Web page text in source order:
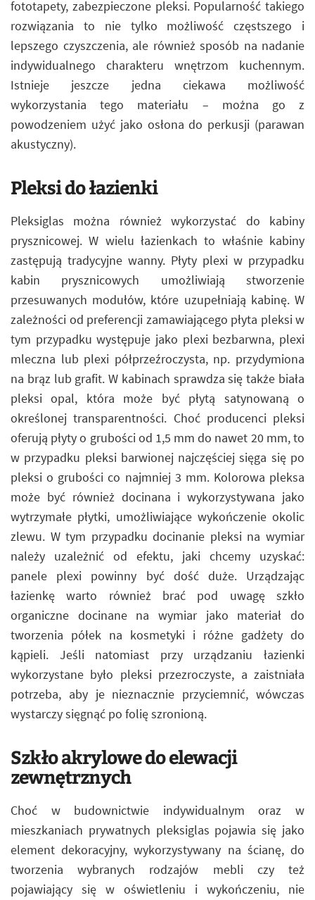
fototapety, zabezpieczone pleksi. Popularność takiego
rozwiązania to nie tylko możliwość częstszego i
lepszego czyszczenia, ale również sposób na nadanie
indywidualnego charakteru wnętrzom kuchennym.
Istnieje jeszcze jedna ciekawa możliwość
wykorzystania tego materiału – można go z
powodzeniem użyć jako osłona do perkusji (parawan
akustyczny).
Pleksi do łazienki
Pleksiglas można również wykorzystać do kabiny
prysznicowej. W wielu łazienkach to właśnie kabiny
zastępują tradycyjne wanny. Płyty plexi w przypadku
kabin prysznicowych umożliwiają stworzenie
przesuwanych modułów, które uzupełniają kabinę. W
zależności od preferencji zamawiającego płyta pleksi w
tym przypadku występuje jako plexi bezbarwna, plexi
mleczna lub plexi półprzeźroczysta, np. przydymiona
na brąz lub grafit. W kabinach sprawdza się także biała
pleksi opal, która może być płytą satynowaną o
określonej transparentności. Choć producenci pleksi
oferują płyty o grubości od 1,5 mm do nawet 20 mm, to
w przypadku pleksi barwionej najczęściej sięga się po
pleksi o grubości co najmniej 3 mm. Kolorowa pleksa
może być również docinana i wykorzystywana jako
wytrzymałe płytki, umożliwiające wykończenie okolic
zlewu. W tym przypadku docinanie pleksi na wymiar
należy uzależnić od efektu, jaki chcemy uzyskać:
panele plexi powinny być dość duże. Urządzając
łazienkę warto również brać pod uwagę szkło
organiczne docinane na wymiar jako materiał do
tworzenia półek na kosmetyki i różne gadżety do
kąpieli. Jeśli natomiast przy urządzaniu łazienki
wykorzystane było pleksi przezroczyste, a zaistniała
potrzeba, aby je nieznacznie przyciemnić, wówczas
wystarczy sięgnąć po folię szronioną.
Szkło akrylowe do elewacji
zewnętrznych
Choć w budownictwie indywidualnym oraz w
mieszkaniach prywatnych pleksiglas pojawia się jako
element dekoracyjny, wykorzystywany na ścianę, do
tworzenia wybranych rodzajów mebli czy też
pojawiający się w oświetleniu i wykończeniu, nie